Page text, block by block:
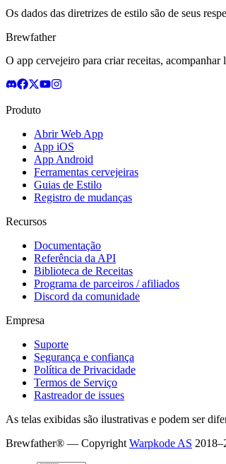
Os dados das diretrizes de estilo são de seus
Brewfather
O app cervejeiro para criar receitas,
Produto
Abrir Web App
App iOS
App Android
Ferramentas cervejeiras
Guias de Estilo
Registro de mudanças
Recursos
Documentação
Referência da API
Biblioteca de Receitas
Programa de parceiros / afiliados
Discord da comunidade
Empresa
Suporte
Segurança e confiança
Política de Privacidade
Termos de Serviço
Rastreador de issues
As telas exibidas são ilustrativas e podem ser
Brewfather® — Copyright Warpkode AS 2018–